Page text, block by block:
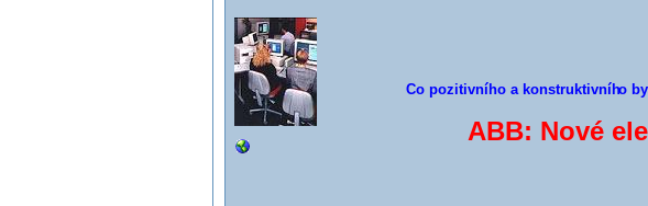
Co pozitivního a konstruktivního
ABB: Nové